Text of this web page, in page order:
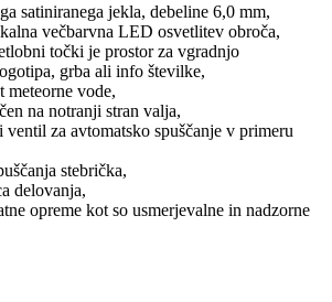
satiniranega jekla, debeline 6,0 mm,
večbarvna LED osvetlitev obroča,
točki je prostor za vgradnjo
grba ali info številke,
meteorne vode,
na notranji stran valja,
ventil za avtomatsko spuščanje v primeru
stebrička,
delovanja,
opreme kot so usmerjevalne in nadzorne